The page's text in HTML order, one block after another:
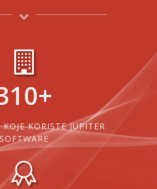
+
KORISTE JUPITER
SOFTWARE